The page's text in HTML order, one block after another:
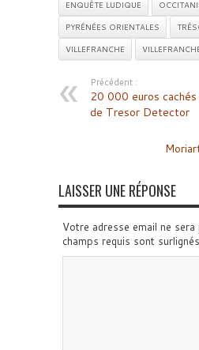
ENQUÊTE LUDIQUE
PYRÉNÉES ORIENTALES
VILLEFRANCHE
Précédent :
20 000 euros
de Tresor Detector
LAISSER UNE RÉPONSE
Votre adresse email ne sera
champs requis sont surlignés